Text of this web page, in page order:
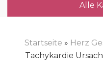
Alle
Startseite » Herz
Tachykardie